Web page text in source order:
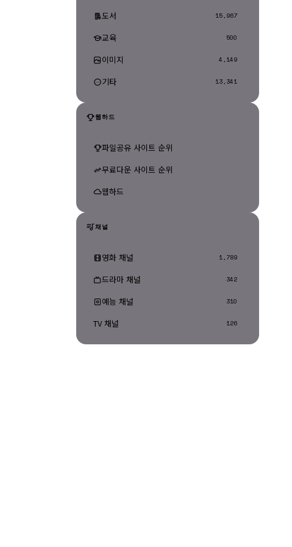
도서 15,967
교육 500
이미지 4,149
기타 13,341
웹하드
파일공유 사이트 순위
무료다운 사이트 순위
웹하드
채널
영화 채널 1,789
드라마 채널 342
예능 채널 310
TV 채널 126